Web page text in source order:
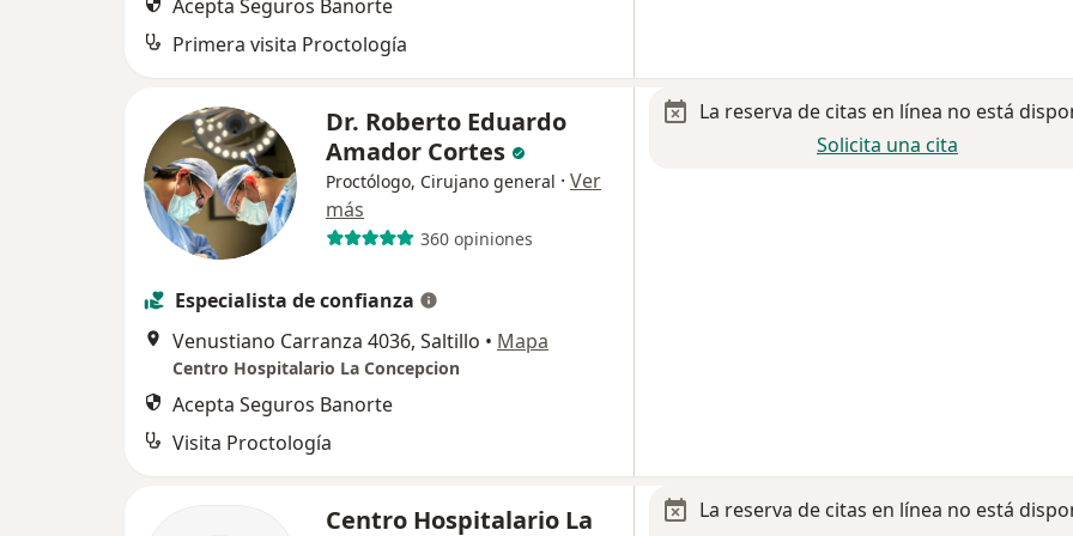
Acepta Seguros Banorte
Primera visita Proctología
Dr. Roberto Eduardo
Amador Cortes
Proctólogo, Cirujano general · Ver
más
360 opiniones
Especialista de confianza
Venustiano Carranza 4036, Saltillo • Mapa
Centro Hospitalario La Concepcion
Acepta Seguros Banorte
Visita Proctología
La reserva de citas en línea no está
Solicita una cita
Centro Hospitalario La
La reserva de citas en línea no está